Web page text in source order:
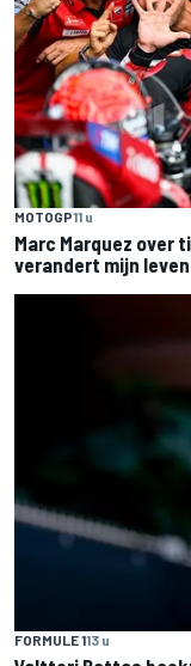
MOTOGP11 u
Marc Marquez over
verandert mijn
FORMULE 113 u